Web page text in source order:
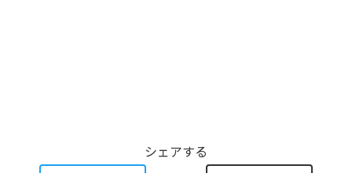
シェアする